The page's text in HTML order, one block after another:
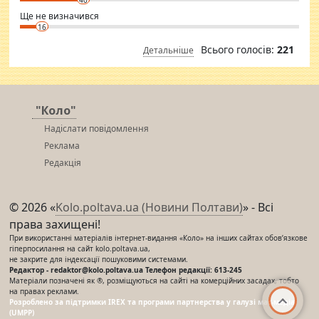
Ще не визначився
16
Детальніше Всього голосів: 221
"Коло"
Надіслати повідомлення
Реклама
Редакція
© 2026 «Kolo.poltava.ua (Новини Полтави)» - Всі
права захищені!
При використанні матеріалів інтернет-видання «Коло» на інших сайтах обов’язкове
гіперпосилання на сайт kolo.poltava.ua,
не закрите для індексації пошуковими системами.
Редактор - redaktor@kolo.poltava.ua Телефон редакції: 613-245
Матеріали позначені як ®, розміщуються на сайті на комерційних засадах, тобто
на правах реклами.
Розроблено за підтримки IREX та програми партнерства у галузі мас-медіа
(UMPP)